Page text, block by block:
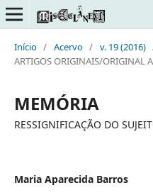
Início / Acervo / v. 19 (2016)
ARTIGOS ORIGINAIS/ORIGINAL
MEMÓRIA
RESSIGNIFICAÇÃO DO
Maria Aparecida Barros